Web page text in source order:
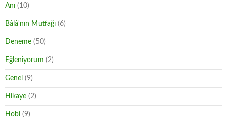
Anı (10)
Bâlâ'nın Mutfağı (6)
Deneme (50)
Eğleniyorum (2)
Genel (9)
Hikaye (2)
Hobi (9)